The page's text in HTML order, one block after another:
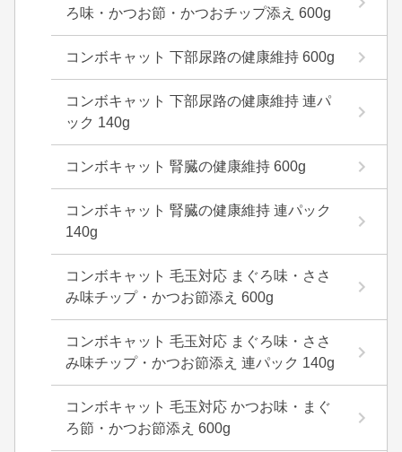
ろ味・かつお節・かつおチップ添え 600g
コンボキャット 下部尿路の健康維持 600g
コンボキャット 下部尿路の健康維持 連パ
ック 140g
コンボキャット 腎臓の健康維持 600g
コンボキャット 腎臓の健康維持 連パック
140g
コンボキャット 毛玉対応 まぐろ味・ささ
み味チップ・かつお節添え 600g
コンボキャット 毛玉対応 まぐろ味・ささ
み味チップ・かつお節添え 連パック 140g
コンボキャット 毛玉対応 かつお味・まぐ
ろ節・かつお節添え 600g